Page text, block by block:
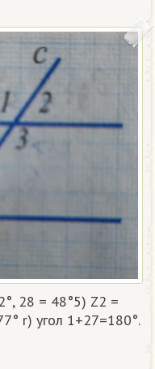
28 = 48°5) Z2 =
r) угол 1+27=180°.